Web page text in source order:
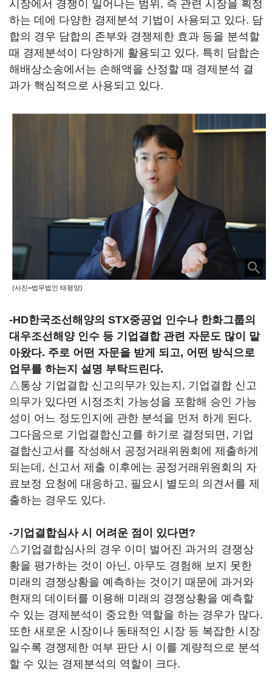
시장에서 경쟁이 일어나는 범위, 즉 관련 시장을 획정
하는 데에 다양한 경제분석 기법이 사용되고 있다. 담
합의 경우 담합의 존부와 경쟁제한 효과 등을 분석할
때 경제분석이 다양하게 활용되고 있다. 특히 담합손
해배상소송에서는 손해액을 산정할 때 경제분석 결
과가 핵심적으로 사용되고 있다.
(사진=법무법인 태평양)
-HD한국조선해양의 STX중공업 인수나 한화그룹의
대우조선해양 인수 등 기업결합 관련 자문도 많이 맡
아왔다. 주로 어떤 자문을 받게 되고, 어떤 방식으로
업무를 하는지 설명 부탁드린다.
△통상 기업결합 신고의무가 있는지, 기업결합 신고
의무가 있다면 시정조치 가능성을 포함해 승인 가능
성이 어느 정도인지에 관한 분석을 먼저 하게 된다.
그다음으로 기업결합신고를 하기로 결정되면, 기업
결합신고서를 작성해서 공정거래위원회에 제출하게
되는데, 신고서 제출 이후에는 공정거래위원회의 자
료보정 요청에 대응하고, 필요시 별도의 의견서를 제
출하는 경우도 있다.
-기업결합심사 시 어려운 점이 있다면?
△기업결합심사의 경우 이미 벌어진 과거의 경쟁상
황을 평가하는 것이 아닌, 아무도 경험해 보지 못한
미래의 경쟁상황을 예측하는 것이기 때문에 과거와
현재의 데이터를 이용해 미래의 경쟁상황을 예측할
수 있는 경제분석이 중요한 역할을 하는 경우가 많다.
또한 새로운 시장이나 동태적인 시장 등 복잡한 시장
일수록 경쟁제한 여부 판단 시 이를 계량적으로 분석
할 수 있는 경제분석의 역할이 크다.